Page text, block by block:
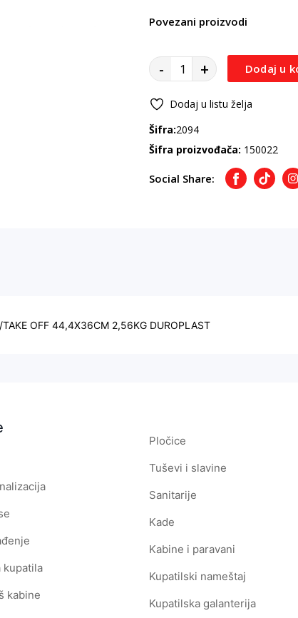
Povezani proizvodi
- + Dodaj u
Dodaj u listu želja
Šifra:2094
Šifra proizvođača: 150022
Social Share: FacebookTikTok
TAKE OFF 44,4X36CM 2,56KG DUROPLAST
kupatila
kabine
Pločice
Tuševi i slavine
Sanitarije
Kade
Kabine i paravani
Kupatilski nameštaj
Kupatilska galanterija